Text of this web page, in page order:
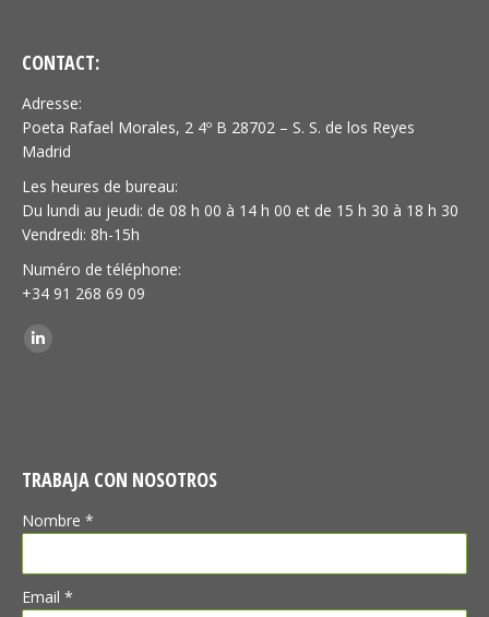
CONTACT:
Adresse:
Poeta Rafael Morales, 2 4º B 28702 – S. S. de los Reyes
Madrid
Les heures de bureau:
Du lundi au jeudi: de 08 h 00 à 14 h 00 et de 15 h 30 à 18 h 30
Vendredi: 8h-15h
Numéro de téléphone:
+34 91 268 69 09
Trouvez nous sur :
LinkedIn
TRABAJA CON NOSOTROS
Nombre *
Email *